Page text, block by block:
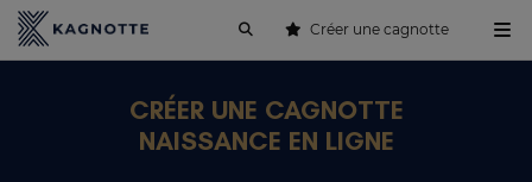
Créer une cagnotte
CRÉER UNE CAGNOTTE
NAISSANCE EN LIGNE